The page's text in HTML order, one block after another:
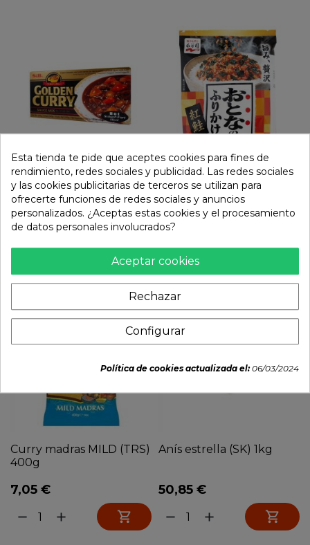
Pasta de curry hot (S&B)
220g
7,25 €
remove add 
Furikake Hon benisake-
salmon...
2,39 €
remove add 
Curry madras MILD (TRS)
400g
7,05 €
remove add 
Anís estrella (SK) 1kg
50,85 €
remove add 
Esta tienda te pide que aceptes cookies para fines de
rendimiento, redes sociales y publicidad. Las redes sociales
y las cookies publicitarias de terceros se utilizan para
ofrecerte funciones de redes sociales y anuncios
personalizados. ¿Aceptas estas cookies y el procesamiento
de datos personales involucrados?
Aceptar cookies
Rechazar
Configurar
Política de cookies actualizada el:06/03/2024